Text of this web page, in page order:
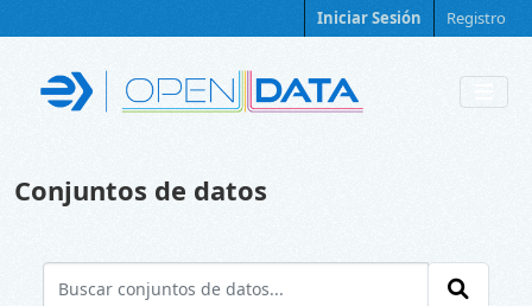
Iniciar Sesión Registro
Conjuntos de datos